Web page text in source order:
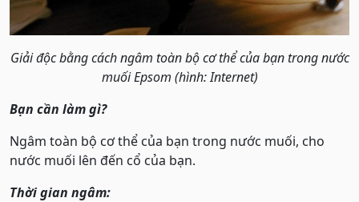
Giải độc bằng cách ngâm toàn bộ cơ thể của bạn trong nước
muối Epsom (hình: Internet)
Bạn cần làm gì?
Ngâm toàn bộ cơ thể của bạn trong nước muối, cho
nước muối lên đến cổ của bạn.
Thời gian ngâm: